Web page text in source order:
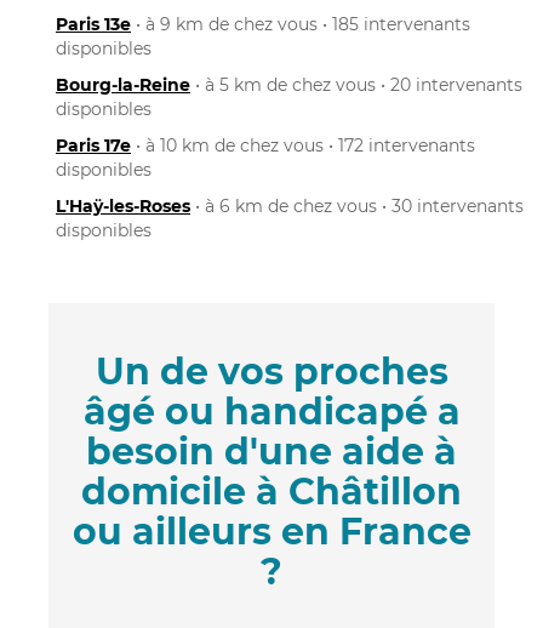
Paris 13e • à 9 km de chez vous • 185 intervenants
disponibles
Bourg-la-Reine • à 5 km de chez vous • 20 intervenants
disponibles
Paris 17e • à 10 km de chez vous • 172 intervenants
disponibles
L'Haÿ-les-Roses • à 6 km de chez vous • 30 intervenants
disponibles
Un de vos proches
âgé ou handicapé a
besoin d'une aide à
domicile à Châtillon
ou ailleurs en France
?